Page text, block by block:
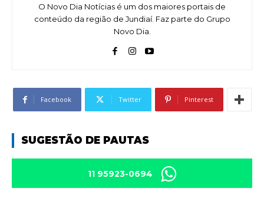
O Novo Dia Notícias é um dos maiores portais de
conteúdo da região de Jundiaí. Faz parte do Grupo
Novo Dia.
Facebook Twitter Pinterest
SUGESTÃO DE PAUTAS
11 95923-0694